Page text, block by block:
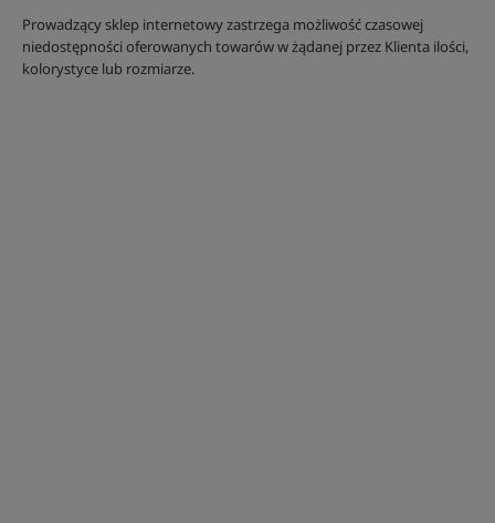
Prowadzący sklep internetowy zastrzega możliwość czasowej
niedostępności oferowanych towarów w żądanej przez Klienta ilości,
kolorystyce lub rozmiarze.